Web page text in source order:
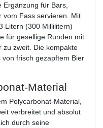
für Bars,
vom Fass servieren. Mit
Litern (300 Millilitern)
für gesellige Runden mit
zu zweit. Die kompakte
frisch gezapftem Bier
Material
Polycarbonat-Material,
verbreitet und absolut
durch seine